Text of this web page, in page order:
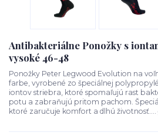
Antibakteriálne Ponožky s
vysoké 46-48
Ponožky Peter Legwood Evolution na
farbe, vyrobené zo špeciálnej
iontov striebra, ktoré spomaľujú rast
potu a zabraňujú pritom pachom.
ktoré zaručuje komfort a dlhú životnosť....